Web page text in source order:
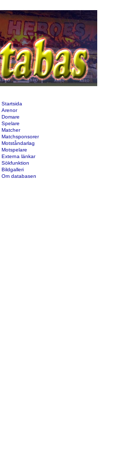
Startsida
Arenor
Domare
Spelare
Matcher
Matchsponsorer
Motståndarlag
Motspelare
Externa länkar
Sökfunktion
Bildgalleri
Om databasen